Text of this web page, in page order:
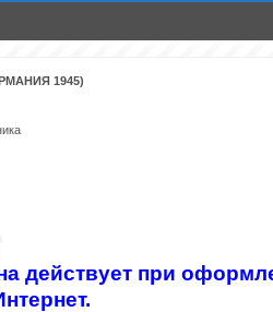
1945)
действует при